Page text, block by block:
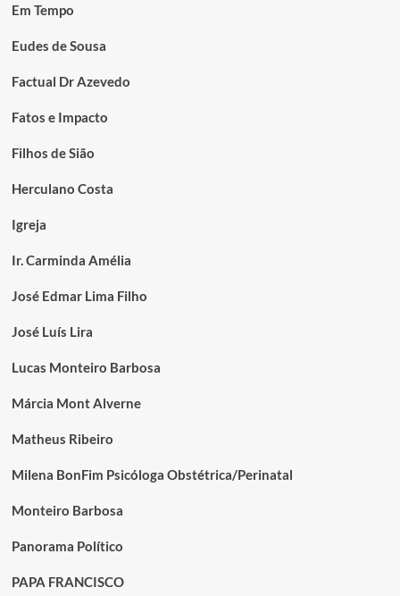
Em Tempo
Eudes de Sousa
Factual Dr Azevedo
Fatos e Impacto
Filhos de Sião
Herculano Costa
Igreja
Ir. Carminda Amélia
José Edmar Lima Filho
José Luís Lira
Lucas Monteiro Barbosa
Márcia Mont Alverne
Matheus Ribeiro
Milena BonFim Psicóloga Obstétrica/Perinatal
Monteiro Barbosa
Panorama Político
PAPA FRANCISCO